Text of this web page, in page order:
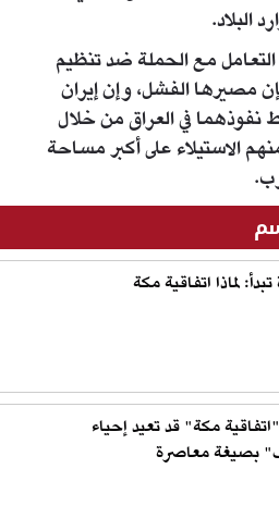
البلاد.
التعامل مع الحملة ضد تنظيم
مصيرها الفشل، وإن إيران
نفوذهما في العراق من خلال
الاستيلاء على أكبر مساحة
لماذا اتفاقية مكة
مكة" قد تعيد إحياء
بصيغة معاصرة